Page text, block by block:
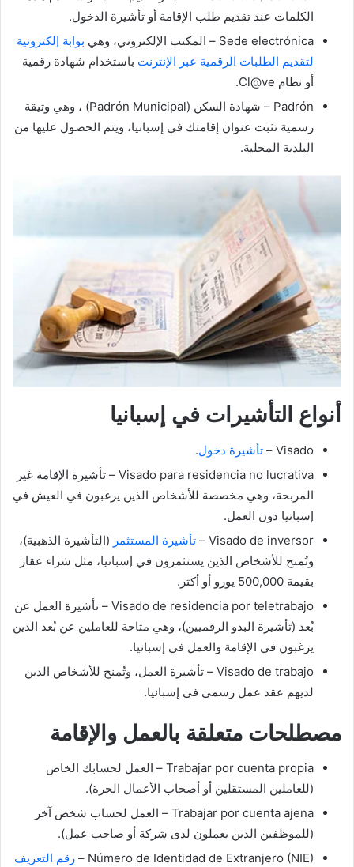
الكلمات عند تقديم طلب الإقامة أو تأشيرة الدخول.
Sede electrónica – المكتب الإلكتروني، وهي
بوابة إلكترونية
لتقديم الطلبات الرقمية عبر الإنترنت باستخدام شهادة رقمية
أو نظام Cl@ve.
Padrón – شهادة السكن (Padrón Municipal) ، وهي وثيقة
رسمية تثبت عنوان إقامتك في إسبانيا، ويتم الحصول عليها من
البلدية المحلية.
أنواع التأشيرات في إسبانيا
Visado – تأشيرة دخول.
Visado para residencia no lucrativa – تأشيرة الإقامة غير
المربحة، وهي مخصصة للأشخاص الذين يرغبون في العيش في
إسبانيا دون العمل.
Visado de inversor –
تأشيرة المستثمر (التأشيرة الذهبية)،
وتُمنح للأشخاص الذين يستثمرون في إسبانيا، مثل شراء عقار
بقيمة 500,000 يورو أو أكثر.
Visado de residencia por teletrabajo – تأشيرة العمل عن
بُعد (تأشيرة البدو الرقميين)، وهي متاحة للعاملين عن بُعد الذين
يرغبون في الإقامة والعمل في إسبانيا.
Visado de trabajo – تأشيرة العمل، وتُمنح للأشخاص الذين
لديهم عقد عمل رسمي في إسبانيا.
مصطلحات متعلقة بالعمل والإقامة
Trabajar por cuenta propia – العمل لحسابك الخاص
(للعاملين المستقلين أو أصحاب الأعمال الحرة).
Trabajar por cuenta ajena – العمل لحساب شخص آخر
(للموظفين الذين يعملون لدى شركة أو صاحب عمل).
Número de Identidad de Extranjero (NIE) –
رقم التعريف